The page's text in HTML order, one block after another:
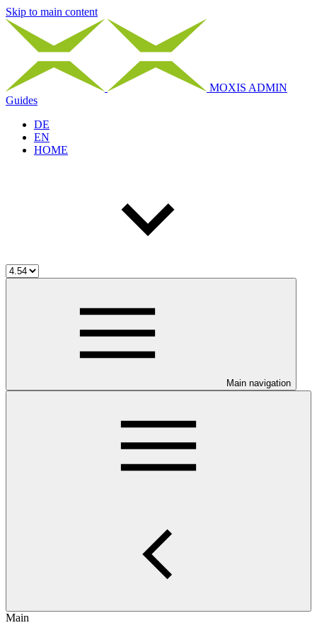
Skip to main content
MOXIS ADMIN
Guides
DE
EN
HOME
Main navigation
Main